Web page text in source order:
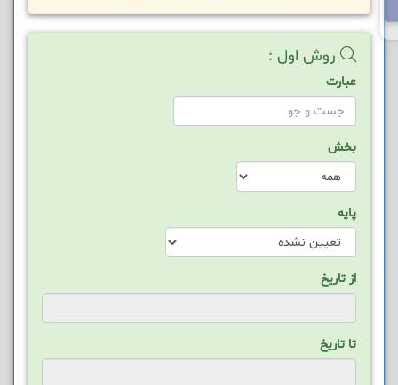
روش اول :
عبارت
بخش
پایه
از تاریخ
تا تاریخ